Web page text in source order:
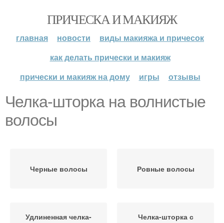
ПРИЧЕСКА И МАКИЯЖ
главная новости
виды макияжа и причесок
как делать прически и макияж
прически и макияж на дому
игры отзывы
Челка-шторка на волнистые
волосы
Черные волосы Ровные волосы
Удлиненная челка-
Челка-шторка с